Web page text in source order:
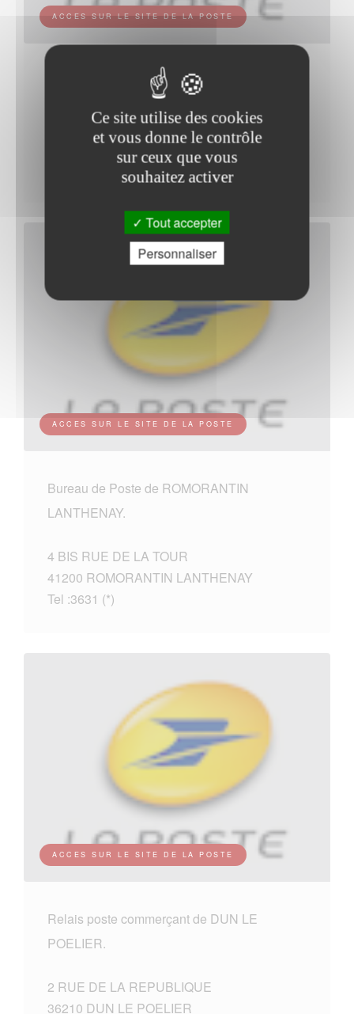
ACCES SUR LE SITE DE LA POSTE
Relais poste commerçant de THENIOUX.
33 ROUTE DE TOURS
18100 THENIOUX
ACCES SUR LE SITE DE LA POSTE
Bureau de Poste de ROMORANTIN
LANTHENAY.
4 BIS RUE DE LA TOUR
41200 ROMORANTIN LANTHENAY
Tel :3631 (*)
ACCES SUR LE SITE DE LA POSTE
Relais poste commerçant de DUN LE
POELIER.
2 RUE DE LA REPUBLIQUE
36210 DUN LE POELIER
Ce site utilise des cookies
et vous donne le contrôle
sur ceux que vous
souhaitez activer
Tout accepter
Personnaliser